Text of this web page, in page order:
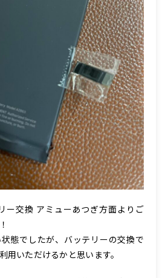
ー交換 アミューあつぎ方面よりご
態でしたが、バッテリーの交換で
用いただけるかと思います。